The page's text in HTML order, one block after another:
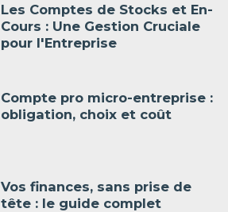
Les Comptes de Stocks et En-
Cours : Une Gestion Cruciale
pour l'Entreprise
Compte pro micro-entreprise :
obligation, choix et coût
Vos finances, sans prise de
tête : le guide complet